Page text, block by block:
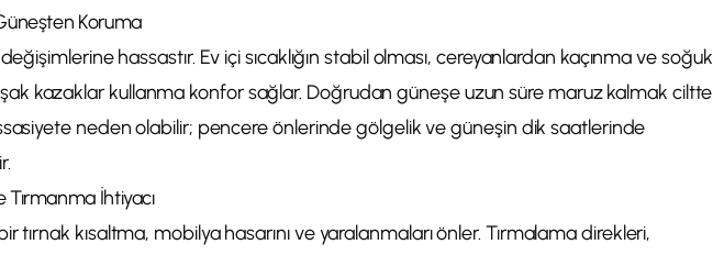
Koruma
değişimlerine hassastır. Ev içi sıcaklığın stabil olması, cereyanlardan kaçınma ve soğuk
kazaklar kullanma konfor sağlar. Doğrudan güneşe uzun süre maruz kalmak ciltte
neden olabilir; pencere önlerinde gölgelik ve güneşin dik saatlerinde
Tırmanma İhtiyacı
tırnak kısaltma, mobilya hasarını ve yaralanmaları önler. Tırmalama direkleri,